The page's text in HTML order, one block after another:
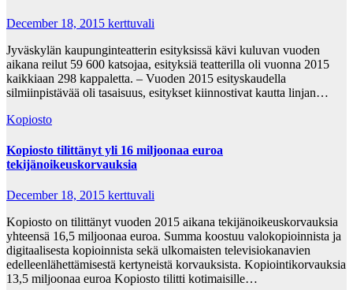
December 18, 2015 kerttuvali
Jyväskylän kaupunginteatterin esityksissä kävi kuluvan vuoden
aikana reilut 59 600 katsojaa, esityksiä teatterilla oli vuonna 2015
kaikkiaan 298 kappaletta. – Vuoden 2015 esityskaudella
silmiinpistävää oli tasaisuus, esitykset kiinnostivat kautta linjan…
Kopiosto
Kopiosto tilittänyt yli 16 miljoonaa euroa
tekijänoikeuskorvauksia
December 18, 2015 kerttuvali
Kopiosto on tilittänyt vuoden 2015 aikana tekijänoikeuskorvauksia
yhteensä 16,5 miljoonaa euroa. Summa koostuu valokopioinnista ja
digitaalisesta kopioinnista sekä ulkomaisten televisiokanavien
edelleenlähettämisestä kertyneistä korvauksista. Kopiointikorvauksia
13,5 miljoonaa euroa Kopiosto tilitti kotimaisille…